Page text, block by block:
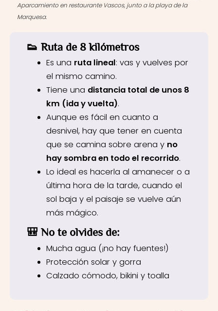
Aparcamiento en restaurante Vascos, junto a la playa de la
Marquesa.
👟 Ruta de 8 kilómetros
Es una ruta lineal: vas y vuelves por
el mismo camino.
Tiene una distancia total de unos 8
km (ida y vuelta).
Aunque es fácil en cuanto a
desnivel, hay que tener en cuenta
que se camina sobre arena y no
hay sombra en todo el recorrido.
Lo ideal es hacerla al amanecer o a
última hora de la tarde, cuando el
sol baja y el paisaje se vuelve aún
más mágico.
🎒 No te olvides de:
Mucha agua (¡no hay fuentes!)
Protección solar y gorra
Calzado cómodo, bikini y toalla